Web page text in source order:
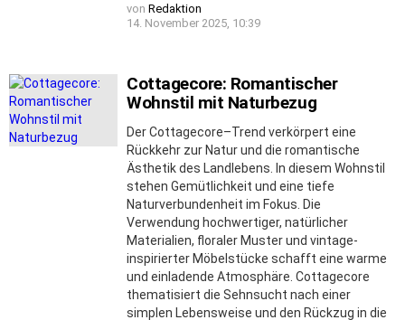
von Redaktion
14. November 2025, 10:39
Cottagecore: Romantischer
Wohnstil mit Naturbezug
Der Cottagecore–Trend verkörpert eine
Rückkehr zur Natur und die romantische
Ästhetik des Landlebens. In diesem Wohnstil
stehen Gemütlichkeit und eine tiefe
Naturverbundenheit im Fokus. Die
Verwendung hochwertiger, natürlicher
Materialien, floraler Muster und vintage-
inspirierter Möbelstücke schafft eine warme
und einladende Atmosphäre. Cottagecore
thematisiert die Sehnsucht nach einer
simplen Lebensweise und den Rückzug in die